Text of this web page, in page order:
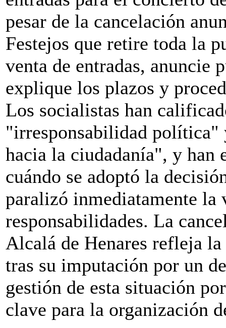
pesar de la cancelación
Festejos que retire toda la
venta de entradas, anuncie
explique los plazos y
Los socialistas han
"irresponsabilidad política"
hacia la ciudadanía", y han
cuándo se adoptó la
paralizó inmediatamente la
responsabilidades. La
Alcalá de Henares refleja
tras su imputación por un
gestión de esta situación
clave para la organización